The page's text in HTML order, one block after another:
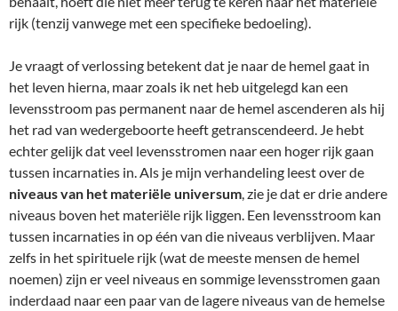
rijk (tenzij vanwege met een specifieke bedoeling).
Je vraagt of verlossing betekent dat je naar de hemel gaat in
het leven hierna, maar zoals ik net heb uitgelegd kan een
levensstroom pas permanent naar de hemel ascenderen als hij
het rad van wedergeboorte heeft getranscendeerd. Je hebt
echter gelijk dat veel levensstromen naar een hoger rijk gaan
tussen incarnaties in. Als je mijn verhandeling leest over de
niveaus van het materiële universum, zie je dat er drie andere
niveaus boven het materiële rijk liggen. Een levensstroom kan
tussen incarnaties in op één van die niveaus verblijven. Maar
zelfs in het spirituele rijk (wat de meeste mensen de hemel
noemen) zijn er veel niveaus en sommige levensstromen gaan
inderdaad naar een paar van de lagere niveaus van de hemelse